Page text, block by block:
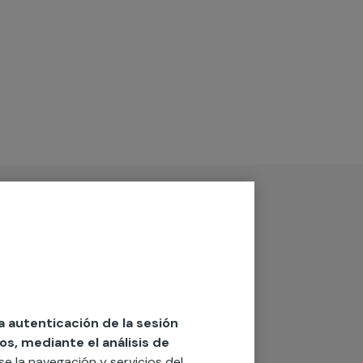
autenticación de la sesión
mediante el análisis de